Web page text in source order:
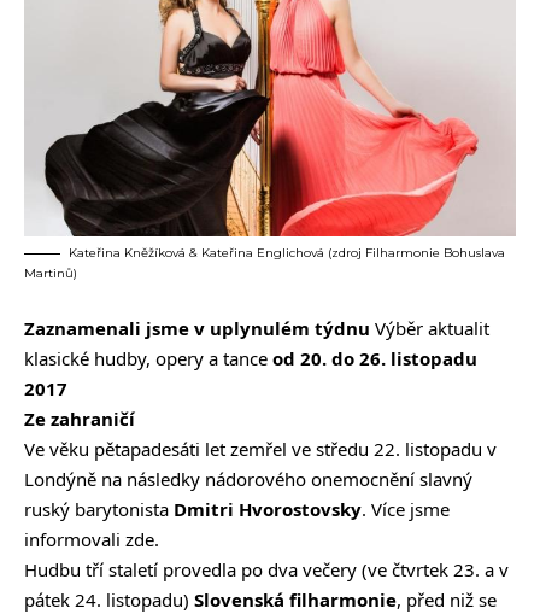
Kateřina Kněžíková & Kateřina Englichová (zdroj Filharmonie Bohuslava
Martinů)
Zaznamenali jsme v uplynulém týdnu Výběr aktualit
klasické hudby, opery a tance od 20. do 26. listopadu
2017
Ze zahraničí
Ve věku pětapadesáti let zemřel ve středu 22. listopadu v
Londýně na následky nádorového onemocnění slavný
ruský barytonista Dmitri Hvorostovsky. Více jsme
informovali zde.
Hudbu tří staletí provedla po dva večery (ve čtvrtek 23. a v
pátek 24. listopadu) Slovenská filharmonie, před niž se